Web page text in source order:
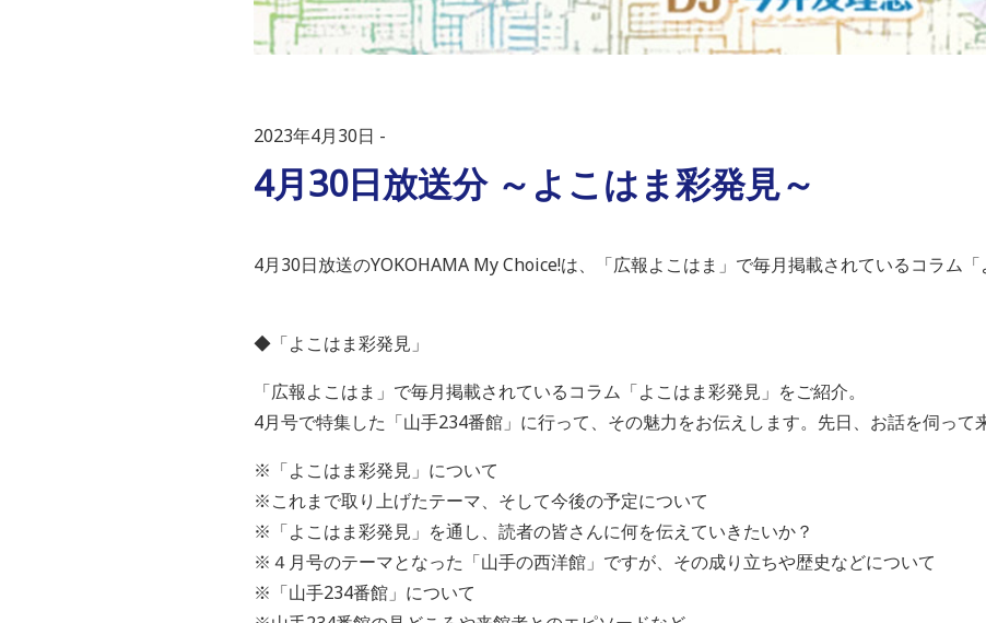
2023年4月30日
4月30日放送分 ～よこはま彩発見～
4月30日放送のYOKOHAMA My Choice!は、「広報よこはま」で毎月掲載されているコラム「
◆「よこはま彩発見」
「広報よこはま」で毎月掲載されているコラム「よこはま彩発見」をご紹介。
4月号で特集した「山手234番館」に行って、その魅力をお伝えします。先日、お話を伺って
※「よこはま彩発見」について
※これまで取り上げたテーマ、そして今後の予定について
※「よこはま彩発見」を通し、読者の皆さんに何を伝えていきたいか？
※４月号のテーマとなった「山手の西洋館」ですが、その成り立ちや歴史などについて
※「山手234番館」について